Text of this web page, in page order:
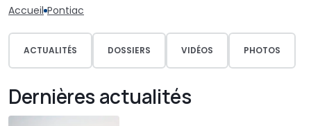
Accueil Pontiac
ACTUALITÉS DOSSIERS VIDÉOS PHOTOS
Dernières actualités